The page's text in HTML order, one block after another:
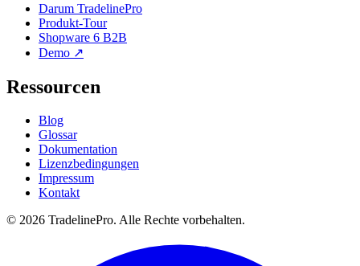
Darum TradelinePro
Produkt-Tour
Shopware 6 B2B
Demo ↗
Ressourcen
Blog
Glossar
Dokumentation
Lizenzbedingungen
Impressum
Kontakt
© 2026 TradelinePro. Alle Rechte vorbehalten.